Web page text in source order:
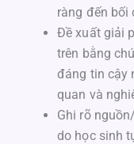
ràng đến bối
Đề xuất giải
trên bằng
đáng tin cậy
quan và
Ghi rõ
do học sinh